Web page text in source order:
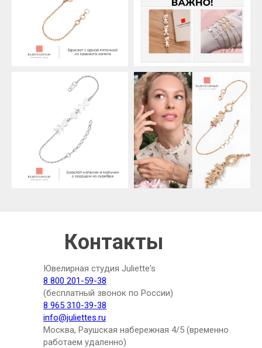
Ювелирная студия Juliette's
8 800 201-59-38
(бесплатный звонок по России)
8 965 310-39-38
info@juliettes.ru
Москва, Раушская набережная 4/5 (временно
работаем удаленно)
Контакты